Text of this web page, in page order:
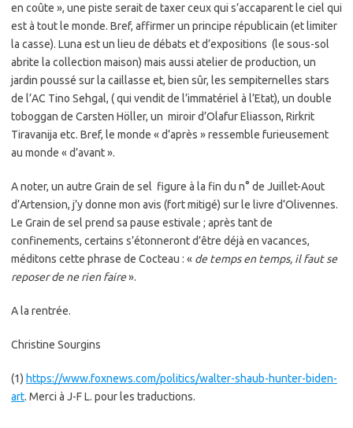
en coûte », une piste serait de taxer ceux qui s’accaparent le ciel qui
est à tout le monde. Bref, affirmer un principe républicain (et limiter
la casse). Luna est un lieu de débats et d’expositions (le sous-sol
abrite la collection maison) mais aussi atelier de production, un
jardin poussé sur la caillasse et, bien sûr, les sempiternelles stars
de l’AC Tino Sehgal, ( qui vendit de l’immatériel à l’Etat), un double
toboggan de Carsten Höller, un miroir d’Olafur Eliasson, Rirkrit
Tiravanija etc. Bref, le monde « d’après » ressemble furieusement
au monde « d’avant ».
A noter, un autre Grain de sel figure à la fin du n° de Juillet-Aout
d’Artension, j’y donne mon avis (fort mitigé) sur le livre d’Olivennes.
Le Grain de sel prend sa pause estivale ; après tant de
confinements, certains s’étonneront d’être déjà en vacances,
méditons cette phrase de Cocteau : « de temps en temps, il faut se
reposer de ne rien faire».
A la rentrée.
Christine Sourgins
(1) https://www.foxnews.com/politics/walter-shaub-hunter-biden-
art. Merci à J-F L. pour les traductions.